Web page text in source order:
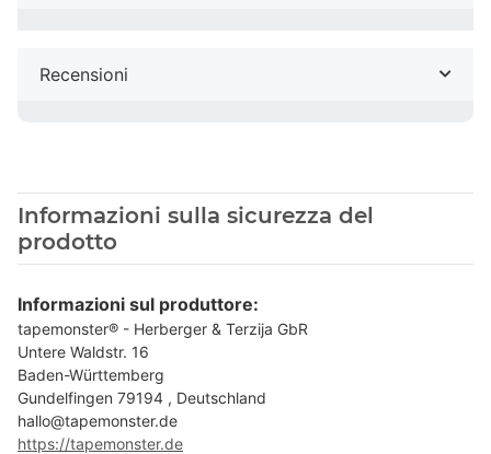
Recensioni
Informazioni sulla sicurezza del
prodotto
Informazioni sul produttore:
tapemonster® - Herberger & Terzija GbR
Untere Waldstr. 16
Baden-Württemberg
Gundelfingen 79194 , Deutschland
hallo@tapemonster.de
https://tapemonster.de